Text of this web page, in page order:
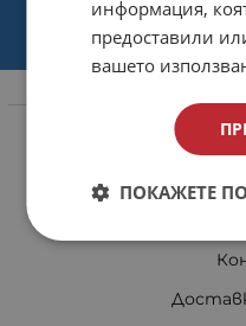
информация,
предоставили
вашето
ПОКАЖЕТЕ